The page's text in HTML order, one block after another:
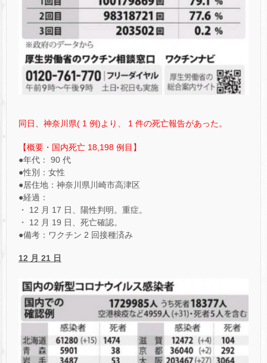
同日、神奈川県( 1 例)より、 1 件の死亡報告があった。
【概要・国内死亡 18,198 例目】
●年代： 90 代
●性別：女性
●居住地：神奈川県川崎市高津区
●経過：
・ 12 月 17 日、陽性判明。重症。
・ 12 月 19 日、死亡確認。
●備考：ワクチン 2 回接種済み
12 月 21 日